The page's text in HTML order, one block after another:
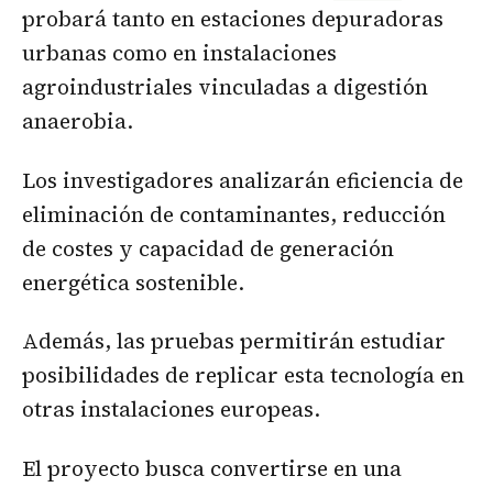
probará tanto en estaciones depuradoras
urbanas como en instalaciones
agroindustriales vinculadas a digestión
anaerobia.
Los investigadores analizarán eficiencia de
eliminación de contaminantes, reducción
de costes y capacidad de generación
energética sostenible.
Además, las pruebas permitirán estudiar
posibilidades de replicar esta tecnología en
otras instalaciones europeas.
El proyecto busca convertirse en una